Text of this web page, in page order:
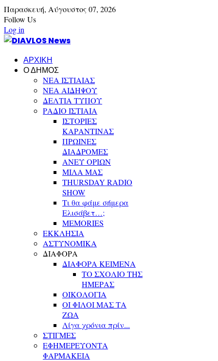
Παρασκευή, Αύγουστος 07, 2026
Follow Us
Log in
ΑΡΧΙΚΗ
Ο ΔΗΜΟΣ
ΝΕΑ ΙΣΤΙΑΙΑΣ
ΝΕΑ ΑΙΔΗΨΟΥ
ΔΕΛΤΙΑ ΤΥΠΟΥ
ΡΑΔΙΟ ΙΣΤΙΑΙΑ
ΙΣΤΟΡΙΕΣ
ΚΑΡΑΝΤΙΝΑΣ
ΠΡΩΙΝΕΣ
ΔΙΑΔΡΟΜΕΣ
ΑΝΕΥ ΟΡΙΩΝ
ΜΙΛΑ ΜΑΣ
THURSDAY RADIO
SHOW
Τι θα φάμε σήμερα
Ελισάβετ…;
MEMORIES
ΕΚΚΛΗΣΙΑ
ΑΣΤΥΝΟΜΙΚΑ
ΔΙΑΦΟΡΑ
ΔΙΑΦΟΡΑ ΚΕΙΜΕΝΑ
ΤΟ ΣΧΟΛΙΟ ΤΗΣ
ΗΜΕΡΑΣ
ΟΙΚΟΛΟΓΙΑ
ΟΙ ΦΙΛΟΙ ΜΑΣ ΤΑ
ΖΩΑ
Λίγα χρόνια πρίν...
ΣΤΙΓΜΕΣ
ΕΦΗΜΕΡΕΥΟΝΤΑ
ΦΑΡΜΑΚΕΙΑ